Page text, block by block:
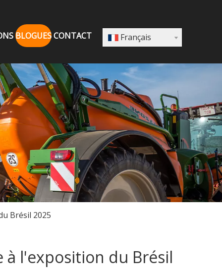
BLOGUESCONTACT Français
Brésil 2025
à l'exposition du Brésil